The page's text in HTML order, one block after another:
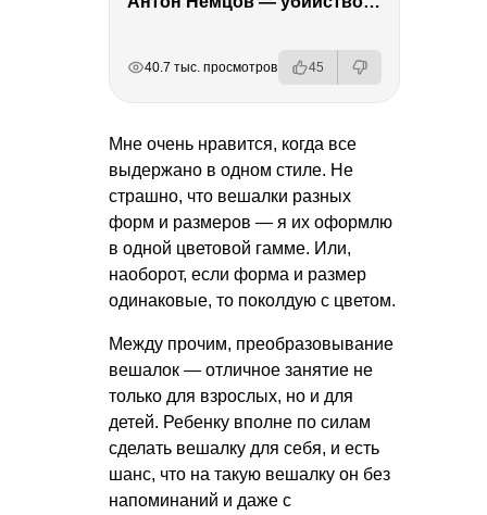
40.7 тыс. просмотров 45
Мне очень нравится, когда все
выдержано в одном стиле. Не
страшно, что вешалки разных
форм и размеров — я их оформлю
в одной цветовой гамме. Или,
наоборот, если форма и размер
одинаковые, то поколдую с цветом.
Между прочим, преобразовывание
вешалок — отличное занятие не
только для взрослых, но и для
детей. Ребенку вполне по силам
сделать вешалку для себя, и есть
шанс, что на такую вешалку он без
напоминаний и даже с